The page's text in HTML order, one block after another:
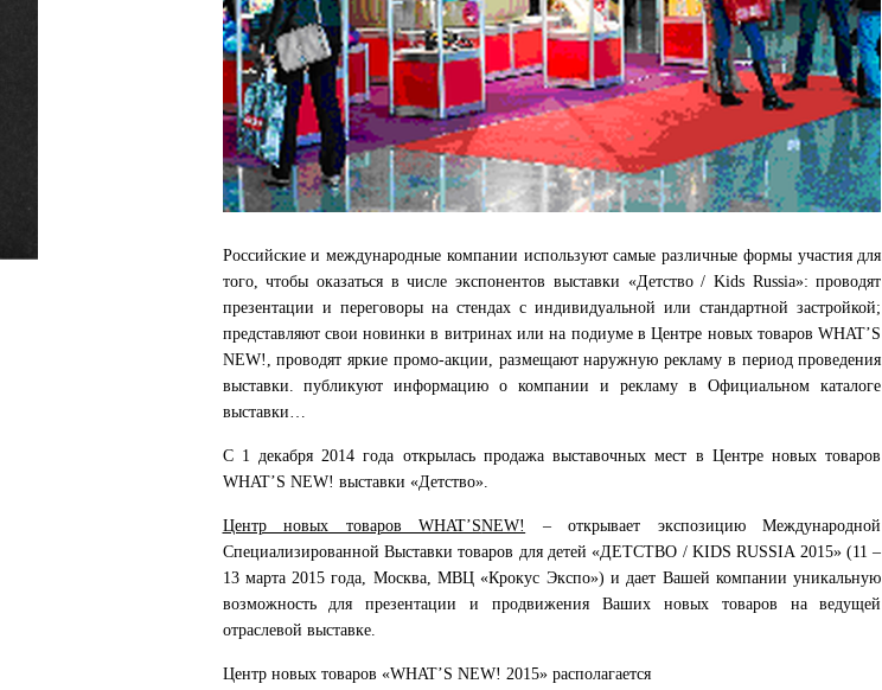
Российские и международные компании используют самые различные формы участия для
того, чтобы оказаться в числе экспонентов выставки «Детство / Kids Russia»: проводят
презентации и переговоры на стендах с индивидуальной или стандартной застройкой;
представляют свои новинки в витринах или на подиуме в Центре новых товаров WHAT’S
NEW!, проводят яркие промо-акции, размещают наружную рекламу в период проведения
выставки. публикуют информацию о компании и рекламу в Официальном каталоге
выставки…
С 1 декабря 2014 года открылась продажа выставочных мест в Центре новых товаров
WHAT’S NEW! выставки «Детство».
Центр новых товаров WHAT’SNEW!
– открывает экспозицию Международной
Специализированной Выставки товаров для детей «ДЕТСТВО / KIDS RUSSIA 2015» (11 –
13 марта 2015 года, Москва, МВЦ «Крокус Экспо») и дает Вашей компании уникальную
возможность для презентации и продвижения Ваших новых товаров на ведущей
отраслевой выставке.
Центр новых товаров «WHAT’S NEW! 2015» располагается